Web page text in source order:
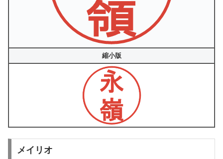
縮小版
メイリオ